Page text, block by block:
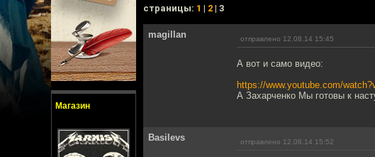
Магазин
cтраницы: 1 | 2 | 3
magillan отправлено 12.08.14 15:45
А вот и само видео:
https://www.youtube.com/
А Захарченко Мы готовы к
Basilevs отправлено 12.08.14 15:52